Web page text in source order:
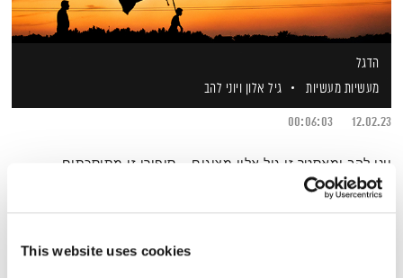
This website uses cookies
הדגל
מעשיות מעשיות
גיל אלון ויוני להב
12.02.23
00:06:03
יוני להב ומאסטר זן גיל אלון מציגים – סיפורי זן מתוסכתים,
פודקאסטים קצרים שנותנים צידה לדרך
אודיו